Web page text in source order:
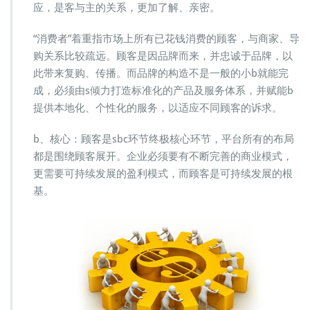
应，是客与主的关系，更加了解、亲密。
“消费者”着重指市场上所有已花钱消费的顾客，与商家、导
购关系比较疏远。顾客是因品牌而来，并忠诚于品牌，以
此带来复购、传播。而品牌的构造不是一般的小b就能完
成，必须由s倾力打造标准化的产品及服务体系，并赋能b
提供本地化、个性化的服务，以适应不同顾客的诉求。
b、核心：顾客是sbc环节终极核心环节，平台所有的布局
都是围绕顾客展开。企业必须要有不断完善的商业模式，
更需要可持续发展的盈利模式，而顾客是可持续发展的根
基。